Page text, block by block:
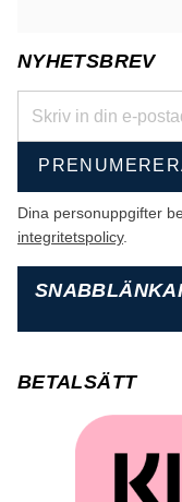
NYHETSBREV
Dina personuppgifter
integritetspolicy.
BETALSÄTT